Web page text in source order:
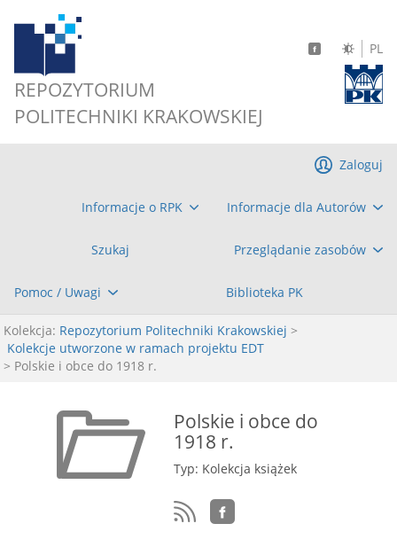
REPOZYTORIUM
POLITECHNIKI KRAKOWSKIEJ
PL
Informacje o RPK Informacje dla Autorów
Szukaj Przeglądanie zasobów
Pomoc / Uwagi Biblioteka PK
Zaloguj
Kolekcja: Repozytorium Politechniki Krakowskiej >
Kolekcje utworzone w ramach projektu EDT
> Polskie i obce do 1918 r.
Polskie i obce do
1918 r.
Typ: Kolekcja książek